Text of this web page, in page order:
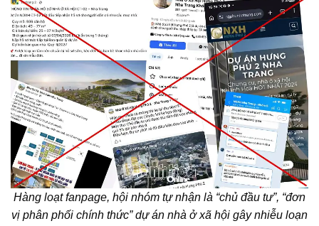
Hàng loạt fanpage, hội nhóm tự nhận là “chủ đầu tư”, “đơn
vị phân phối chính thức” dự án nhà ở xã hội gây nhiễu loạn